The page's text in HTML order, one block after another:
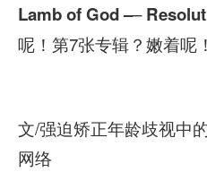
Lamb of God ––
呢！第7张专辑？嫩着呢！
文/强迫矫正年龄歧视
网络